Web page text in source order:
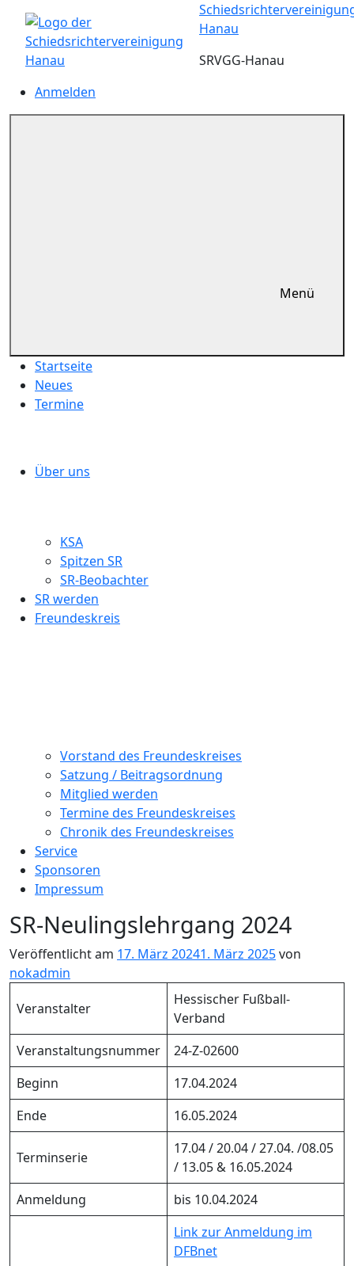
Zum
Inhalt
springen
Hanau
SRVGG-Hanau
Anmelden
Menü
Startseite
Neues
Termine
Über uns
KSA
Spitzen SR
SR-Beobachter
SR werden
Freundeskreis
Vorstand des Freundeskreises
Satzung / Beitragsordnung
Mitglied werden
Termine des Freundeskreises
Chronik des Freundeskreises
Service
Sponsoren
Impressum
SR-Neulingslehrgang 2024
Veröffentlicht am 17. März 20241. März 2025von
nokadmin
Veranstalter
Hessischer Fußball-
Verband
Veranstaltungsnummer
24-Z-02600
Beginn
17.04.2024
Ende
16.05.2024
Terminserie
17.04 / 20.04 / 27.04. /08.05
/ 13.05 & 16.05.2024
Anmeldung
bis 10.04.2024
Link zur Anmeldung im
DFBnet